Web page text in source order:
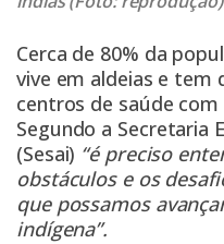
Cerca de 80% da
vive em aldeias e tem
centros de saúde
Segundo a Secretaria
(Sesai) “é preciso
obstáculos e os
que possamos
indígena”.